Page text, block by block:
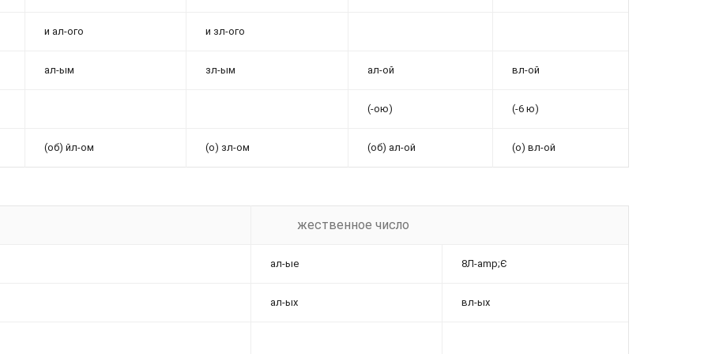
и ал-ого и зл-ого
ал-ым зл-ым ал-ой вл-ой
(-ою) (-6 ю)
(об) йл-ом (о) зл-ом (об) ал-ой (о) вл-ой
жественное число
ал-ые 8Л-amp;Є
ал-ых вл-ых